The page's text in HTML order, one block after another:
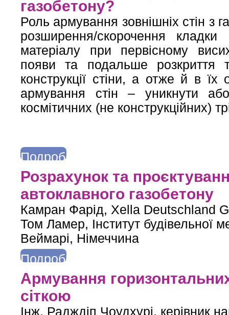
газобетону?
Роль армування зовнішніх стін з
розширення/скорочення
матеріалу при первісному
появи та подальше розкриття
конструкції стіни, а отже й в
армування стін – уникнути або
космітичних (не конструкційних)
Подробнее
Розрахунок та
автоклавного газобетону
Камран Фарід, Xella Deutschland
Том Ламер, Інститут будівельної
Веймарі, Німеччина
Подробнее
Армування
сіткою
Інж. Радждіп Чоудхурі, керівник